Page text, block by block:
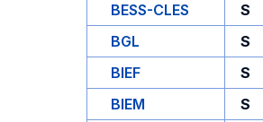
BESS-CLES
S
BGL
S
BIEF
S
BIEM
S